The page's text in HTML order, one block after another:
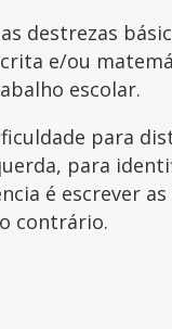
destrezas
e/ou
escolar.
para
para
é escrever
contrário.